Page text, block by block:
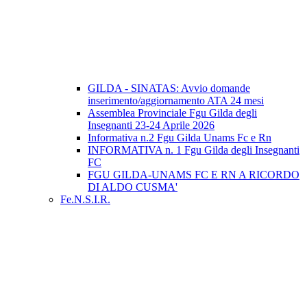
GILDA - SINATAS: Avvio domande
inserimento/aggiornamento ATA 24 mesi
Assemblea Provinciale Fgu Gilda degli
Insegnanti 23-24 Aprile 2026
Informativa n.2 Fgu Gilda Unams Fc e Rn
INFORMATIVA n. 1 Fgu Gilda degli Insegnanti
FC
FGU GILDA-UNAMS FC E RN A RICORDO
DI ALDO CUSMA'
Fe.N.S.I.R.